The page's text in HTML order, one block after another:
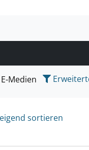
suchen wollen.
E-Medien
sortieren